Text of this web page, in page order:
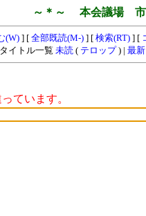
～＊～ 本会議場 市
(W)] [ 全部既読(M-)] [ 検索(RT)] [
イトル一覧 未読( テロップ) | 最新
ています。